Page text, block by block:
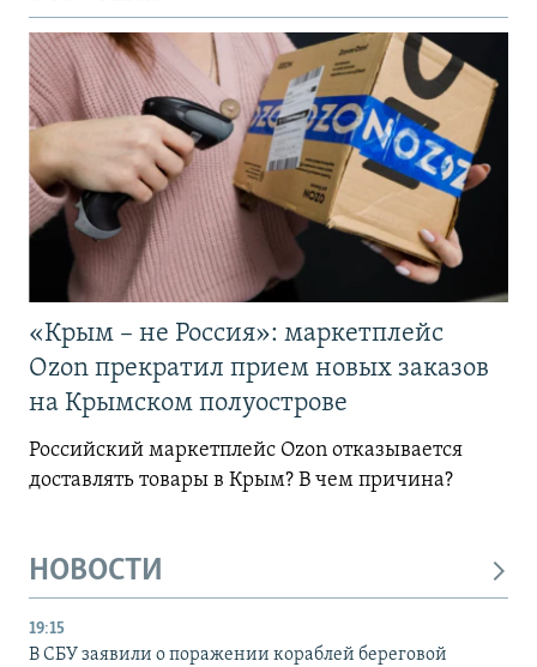
«Крым – не Россия»: маркетплейс
Ozon прекратил прием новых заказов
на Крымском полуострове
Российский маркетплейс Ozon отказывается
доставлять товары в Крым? В чем причина?
НОВОСТИ
19:15
В СБУ заявили о поражении кораблей береговой